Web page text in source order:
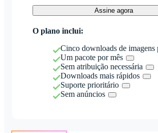
Assine agora
O plano inclui:
Cinco downloads de imagens
Um pacote por mês
Sem atribuição necessária
Downloads mais rápidos
Suporte prioritário
Sem anúncios